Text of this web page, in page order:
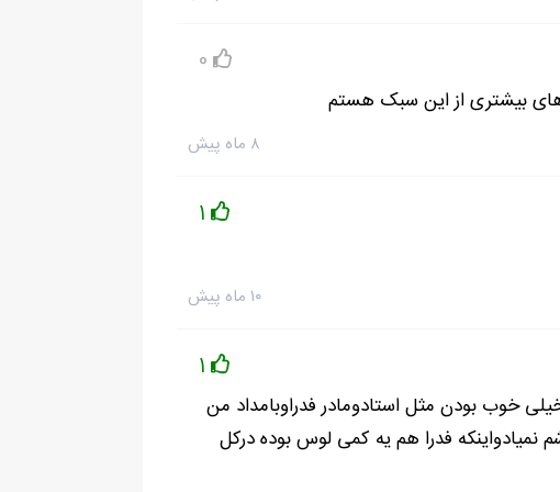
انها جدا کند...
با مسافت دانشگاه تا خونتون یکیه...چه کاریه ماشین
0
های بیشتری از این سبک هستم
۸ ماه پیش
1
۱۰ ماه پیش
1
خوب بودن مثل استادومادر فدراوبامداد من
فدرا هم یه کمی لوس بوده درکل